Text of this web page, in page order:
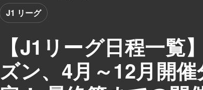
【J1リーグ日程一覧
ズン、4月～12月開
J1 リーグ